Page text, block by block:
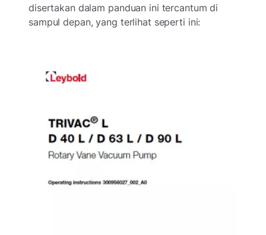
disertakan dalam panduan ini tercantum di
sampul depan, yang terlihat seperti ini: